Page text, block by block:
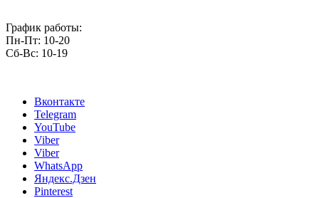
График работы:
Пн-Пт: 10-20
Сб-Вс: 10-19
Вконтакте
Telegram
YouTube
Viber
Viber
WhatsApp
Яндекс.Дзен
Pinterest